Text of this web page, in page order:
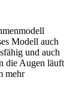
Modell auch
und auch
die Augen läuft
mehr